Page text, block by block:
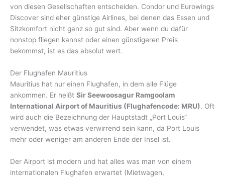
von diesen Gesellschaften entscheiden. Condor und Eurowings
Discover sind eher günstige Airlines, bei denen das Essen und
Sitzkomfort nicht ganz so gut sind. Aber wenn du dafür
nonstop fliegen kannst oder einen günstigeren Preis
bekommst, ist es das absolut wert.
Der Flughafen Mauritius
Mauritius hat nur einen Flughafen, in dem alle Flüge
ankommen. Er heißt Sir Seewoosagur Ramgoolam
International Airport of Mauritius (Flughafencode: MRU). Oft
wird auch die Bezeichnung der Hauptstadt „Port Louis“
verwendet, was etwas verwirrend sein kann, da Port Louis
mehr oder weniger am anderen Ende der Insel ist.
Der Airport ist modern und hat alles was man von einem
internationalen Flughafen erwartet (Mietwagen,